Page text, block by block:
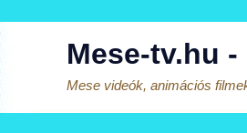
Mese-tv.hu
Mese videók, animációs